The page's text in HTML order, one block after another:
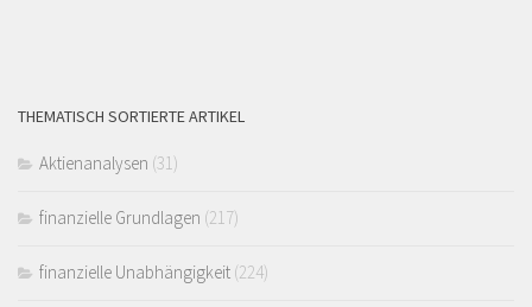
THEMATISCH SORTIERTE ARTIKEL
Aktienanalysen (31)
finanzielle Grundlagen (217)
finanzielle Unabhängigkeit (224)